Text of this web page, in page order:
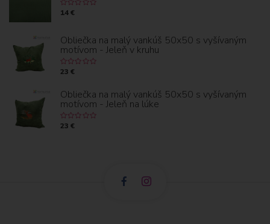
14 €
Obliečka na malý vankúš 50x50 s vyšívaným
motívom - Jeleň v kruhu
23 €
Obliečka na malý vankúš 50x50 s vyšívaným
motívom - Jeleň na lúke
23 €